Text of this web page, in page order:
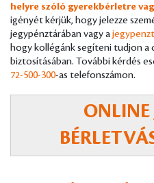
helyre szóló gyerekbérletre
igényét kérjük, hogy jelezze
jegypénztárában vagy a
hogy kollégánk segíteni tudjon a
biztosításában. További kérdés
72-500-300-as telefonszámon.
ONLINE